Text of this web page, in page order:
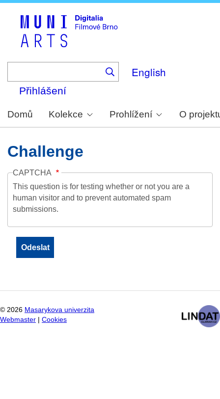
English
Přihlášení
Domů Kolekce Prohlížení O
Challenge
CAPTCHA
This question is for testing whether or not you are a
human visitor and to prevent automated spam
submissions.
© 2026 Masarykova univerzita
Webmaster
Cookies